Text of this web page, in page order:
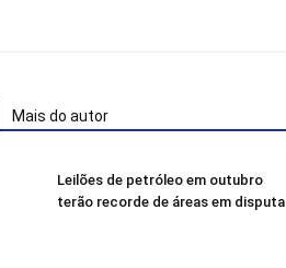
Mais do autor
Leilões de petróleo em outubro
terão recorde de áreas em disputa